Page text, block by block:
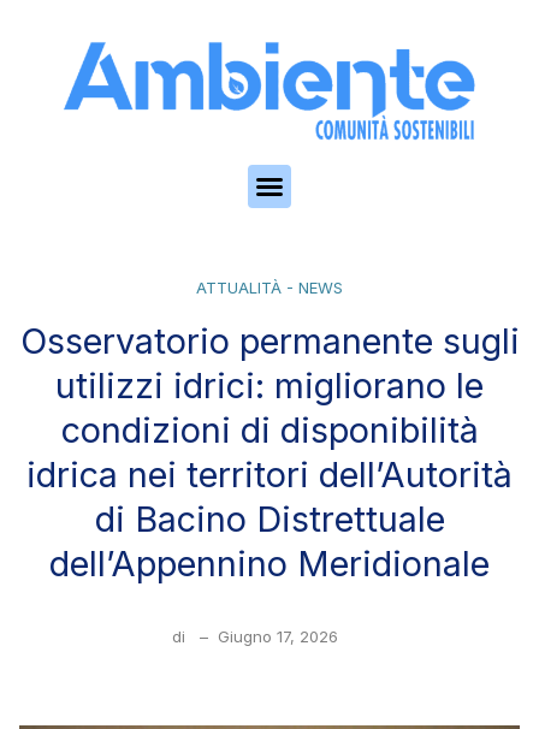
ATTUALITÀ - NEWS
Osservatorio permanente sugli
utilizzi idrici: migliorano le
condizioni di disponibilità
idrica nei territori dell’Autorità
di Bacino Distrettuale
dell’Appennino Meridionale
di – Giugno 17, 2026